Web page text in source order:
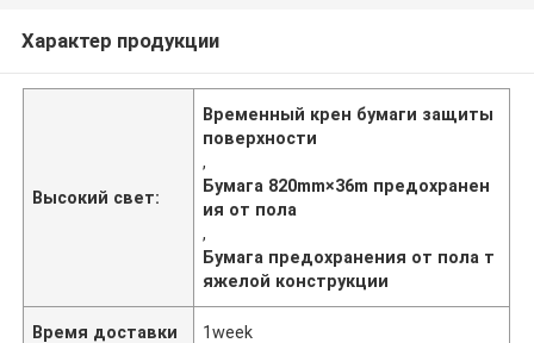
Характер продукции
Высокий свет:
Временный крен бумаги защиты
поверхности
,
Бумага 820mm×36m предохранен
ия от пола
,
Бумага предохранения от пола т
яжелой конструкции
Время доставки 1week